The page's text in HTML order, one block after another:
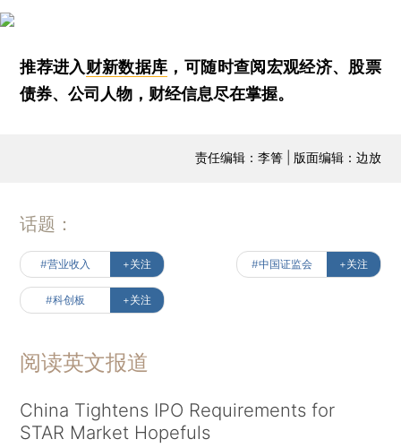
推荐进入财新数据库 ，可随时查阅宏观经济、股票
债券、公司人物，财经信息尽在掌握。
责任编辑：李箐 | 版面编辑：边放
话题：
#营业收入 +关注 #中国证监会 +关注
#科创板 +关注
阅读英文报道
China Tightens IPO Requirements for
STAR Market Hopefuls